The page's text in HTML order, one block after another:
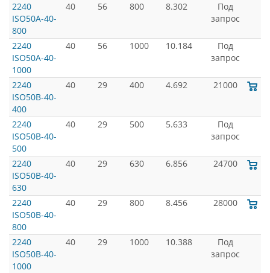
2240
ISO50A-40-
800
40 56 800 8.302
Под
запрос
2240
ISO50A-40-
1000
40 56 1000 10.184
Под
запрос
2240
ISO50B-40-
400
40 29 400 4.692 21000
2240
ISO50B-40-
500
40 29 500 5.633
Под
запрос
2240
ISO50B-40-
630
40 29 630 6.856 24700
2240
ISO50B-40-
800
40 29 800 8.456 28000
2240
ISO50B-40-
1000
40 29 1000 10.388
Под
запрос